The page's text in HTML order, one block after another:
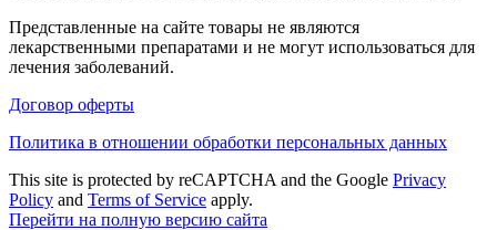
Представленные на сайте товары не являются
лекарственными препаратами и не могут использоваться для
лечения заболеваний.
Договор оферты
Политика в отношении обработки персональных данных
This site is protected by reCAPTCHA and the Google Privacy
Policy and Terms of Service apply.
Перейти на полную версию сайта